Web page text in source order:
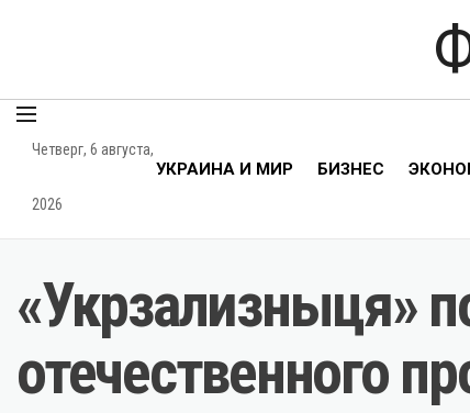
Четверг, 6 августа,
2026
УКРАИНА И МИР БИЗНЕС
«Укрзализныця»
отечественного